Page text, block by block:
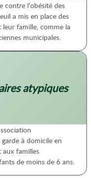
contre l'obésité des
a mis en place des
famille, comme la
municipales.
atypiques
à domicile en
aux familles
de moins de 6 ans.